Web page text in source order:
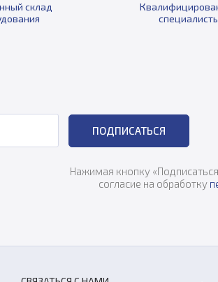
склад
ПОДПИСАТЬСЯ
Нажимая кнопку
согласие на обработку